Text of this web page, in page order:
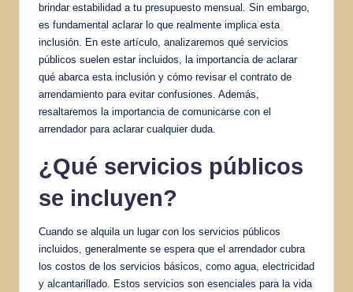
brindar estabilidad a tu presupuesto mensual. Sin embargo,
es fundamental aclarar lo que realmente implica esta
inclusión. En este artículo, analizaremos qué servicios
públicos suelen estar incluidos, la importancia de aclarar
qué abarca esta inclusión y cómo revisar el contrato de
arrendamiento para evitar confusiones. Además,
resaltaremos la importancia de comunicarse con el
arrendador para aclarar cualquier duda.
¿Qué servicios públicos
se incluyen?
Cuando se alquila un lugar con los servicios públicos
incluidos, generalmente se espera que el arrendador cubra
los costos de los servicios básicos, como agua, electricidad
y alcantarillado. Estos servicios son esenciales para la vida